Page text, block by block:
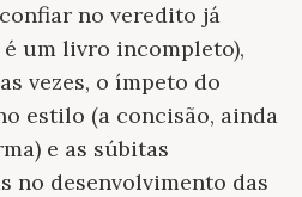
no veredito já
um livro incompleto),
vezes, o ímpeto do
estilo (a concisão, ainda
e as súbitas
no desenvolvimento das